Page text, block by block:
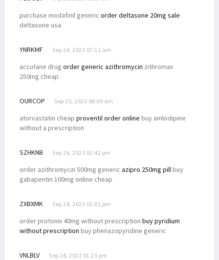
purchase modafinil generic order deltasone 20mg sale
deltasone usa
YNRKMF Sep 24, 2023 07:11 am
accutane drug order generic azithromycin zithromax
250mg cheap
OURCOP Sep 25, 2023 08:09 am
atorvastatin cheap proventil order online buy amlodipine
without a prescription
SZHKNB Sep 26, 2023 01:42 pm
order azithromycin 500mg generic azipro 250mg pillbuy
gabapentin 100mg online cheap
ZXBXMK Sep 28, 2023 01:01 pm
order protonix 40mg without prescription buy pyridium
without prescription buy phenazopyridine generic
VNLBLV Sep 28, 2023 01:23 pm